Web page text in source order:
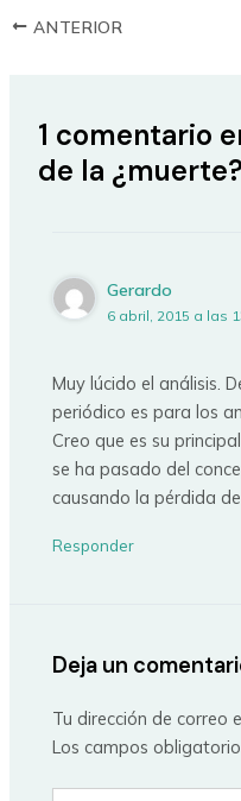
ANTERIOR
1 comentario
de la
Gerardo
6 abril, 2015 a las
Muy lúcido el análisis.
periódico es para los
Creo que es su
se ha pasado del
causando la pérdida
Responder
Deja un
Tu dirección de correo
Los campos